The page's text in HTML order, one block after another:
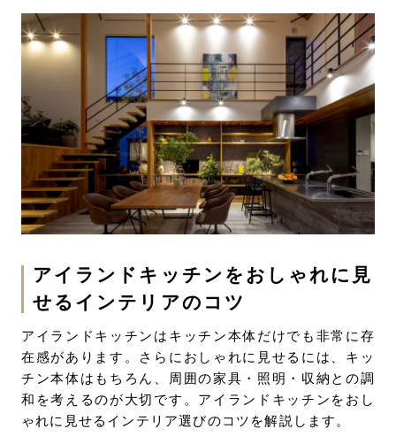
アイランドキッチンをおしゃれに見
せるインテリアのコツ
アイランドキッチンはキッチン本体だけでも非常に存
在感があります。さらにおしゃれに見せるには、キッ
チン本体はもちろん、周囲の家具・照明・収納との調
和を考えるのが大切です。アイランドキッチンをおし
ゃれに見せるインテリア選びのコツを解説します。